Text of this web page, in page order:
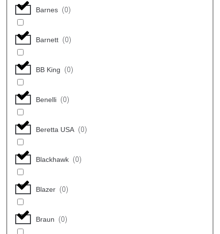
Barnes (0)
Barnett (0)
BB King (0)
Benelli (0)
Beretta USA (0)
Blackhawk (0)
Blazer (0)
Braun (0)